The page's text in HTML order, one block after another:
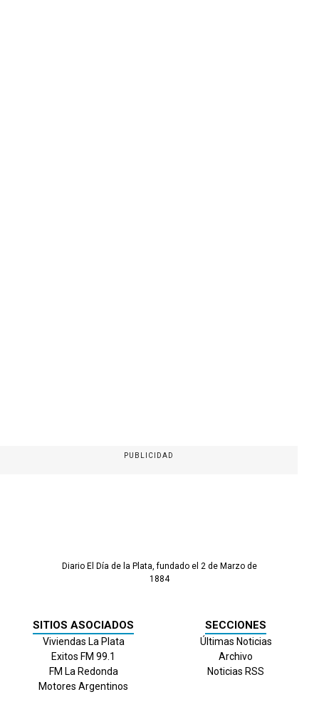
PUBLICIDAD
Diario El Día de la Plata, fundado el 2 de Marzo de
1884
SITIOS ASOCIADOS
Viviendas La Plata
Exitos FM 99.1
FM La Redonda
Motores Argentinos
SECCIONES
Últimas Noticias
Archivo
Noticias RSS